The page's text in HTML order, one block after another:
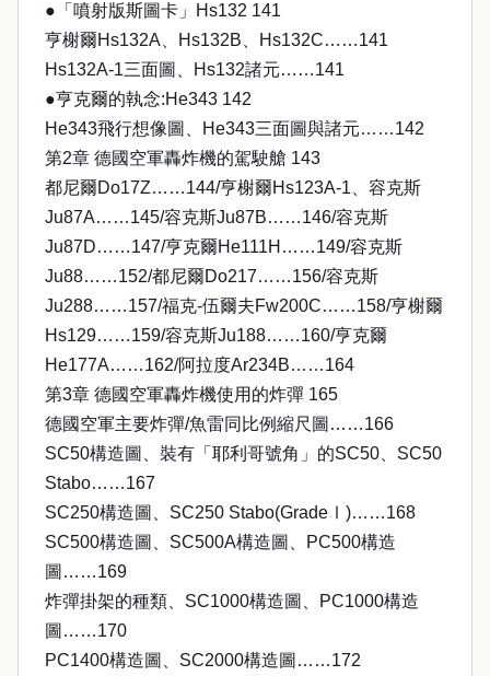
●「噴射版斯圖卡」Hs132 141
亨榭爾Hs132A、Hs132B、Hs132C……141
Hs132A-1三面圖、Hs132諸元……141
●亨克爾的執念:He343 142
He343飛行想像圖、He343三面圖與諸元……142
第2章 德國空軍轟炸機的駕駛艙 143
都尼爾Do17Z……144/亨榭爾Hs123A-1、容克斯
Ju87A……145/容克斯Ju87B……146/容克斯
Ju87D……147/亨克爾He111H……149/容克斯
Ju88……152/都尼爾Do217……156/容克斯
Ju288……157/福克-伍爾夫Fw200C……158/亨榭爾
Hs129……159/容克斯Ju188……160/亨克爾
He177A……162/阿拉度Ar234B……164
第3章 德國空軍轟炸機使用的炸彈 165
德國空軍主要炸彈/魚雷同比例縮尺圖……166
SC50構造圖、裝有「耶利哥號角」的SC50、SC50
Stabo……167
SC250構造圖、SC250 Stabo(GradeⅠ)……168
SC500構造圖、SC500A構造圖、PC500構造
圖……169
炸彈掛架的種類、SC1000構造圖、PC1000構造
圖……170
PC1400構造圖、SC2000構造圖……172